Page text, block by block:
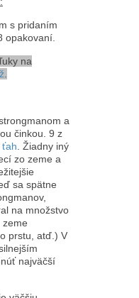
s pridaním
opakovaní.
na
a
činkou. 9 z
ťah . Žiadny iný
zo zeme a
sa spätne
na množstvo
prstu, atď.) V
najväčší